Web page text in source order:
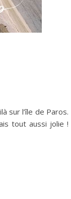
sur l’île de Paros.
tout aussi jolie !